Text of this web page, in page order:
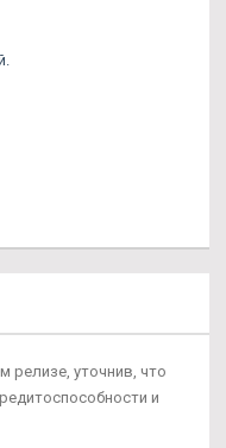
релизе, уточнив, что
и